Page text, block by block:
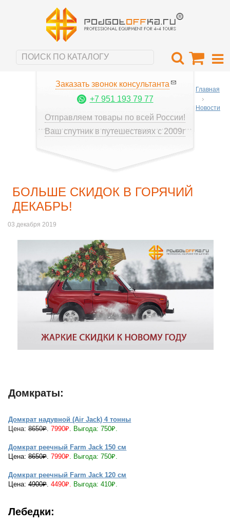
Заказать звонок консультанта
+7 951 193 79 77
Отправляем товары по всей России!
Ваш спутник в путешествиях с 2009г
Главная
Новости
БОЛЬШЕ СКИДОК В ГОРЯЧИЙ
ДЕКАБРЬ!
03 декабря 2019
Домкраты:
Домкрат надувной (Air Jack) 4 тонны
Цена:8650₽.7990₽. Выгода: 750₽.
Домкрат реечный Farm Jack 150 см
Цена:8650₽. 7990₽. Выгода: 750₽.
Домкрат реечный Farm Jack 120 см
Цена:4900₽. 4490₽. Выгода: 410₽.
Лебедки: